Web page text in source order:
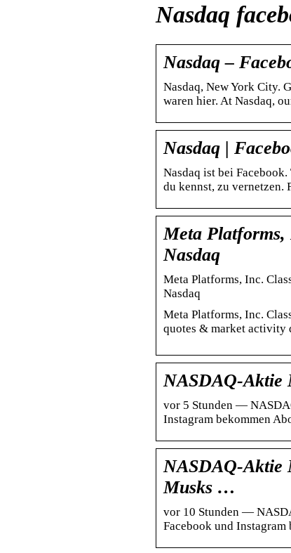
Nasdaq
Nasdaq –
Nasdaq, New York City.
waren hier. At Nasdaq,
Nasdaq |
Nasdaq ist bei
du kennst, zu
Meta Platforms,
Nasdaq
Meta Platforms, Inc.
Nasdaq
Meta Platforms, Inc.
quotes & market activity
NASDAQ-Aktie
vor 5 Stunden —
Instagram bekommen
NASDAQ-Aktie
Musks …
vor 10 Stunden —
Facebook und